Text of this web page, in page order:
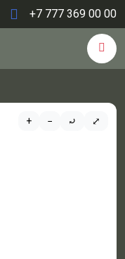
+7 777 369 00 00
+ − ⤾ ⤢